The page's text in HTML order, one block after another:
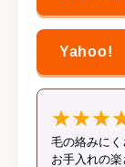
毛の絡みにく
お手入れの楽